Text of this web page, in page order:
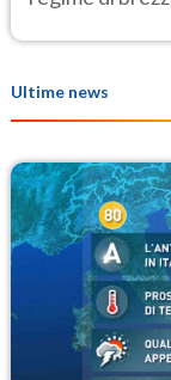
Ultime news